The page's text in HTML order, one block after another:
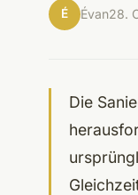
É Évan28.
Die